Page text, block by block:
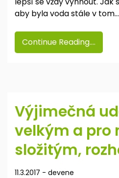
aby byla voda stále v tom…
Continue Reading....
Výjimečná
velkým a pro
složitým,
11.3.2017 - devene